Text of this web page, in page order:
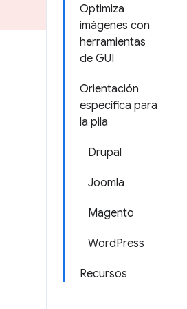
Optimiza
imágenes con
herramientas
de GUI
Orientación
específica para
la pila
Drupal
Joomla
Magento
WordPress
Recursos